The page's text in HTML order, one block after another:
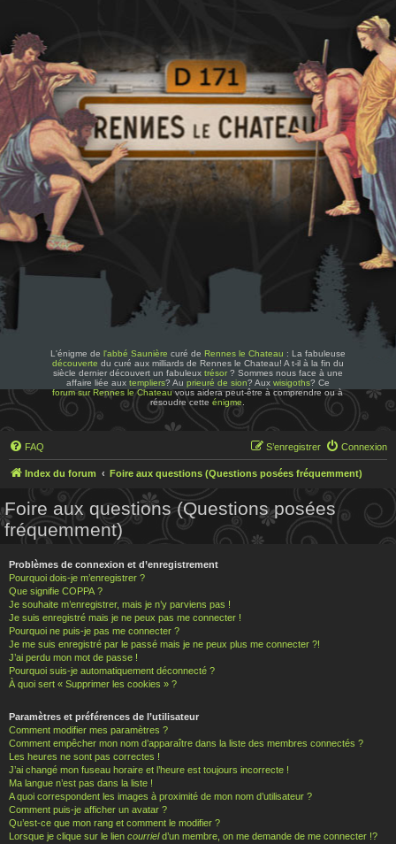
L'énigme de l'abbé Saunière curé de Rennes le Chateau : La fabuleuse
découverte du curé aux milliards de Rennes le Chateau! A t-il à la fin du
siècle dernier découvert un fabuleux trésor? Sommes nous face à une
affaire liée aux templiers? Au prieuré de sion? Aux wisigoths? Ce
forum sur Rennes le Chateauvous aidera peut-être à comprendre ou à
résoudre cetteénigme
FAQ Connexion
S’enregistrer
Index du forum Foire aux questions (Questions posées fréquemment)
Foire aux questions (Questions posées
fréquemment)
Problèmes de connexion et d’enregistrement
Pourquoi dois-je m’enregistrer ?
Que signifie COPPA ?
Je souhaite m’enregistrer, mais je n’y parviens pas !
Je suis enregistré mais je ne peux pas me connecter !
Pourquoi ne puis-je pas me connecter ?
Je me suis enregistré par le passé mais je ne peux plus me connecter ?!
J’ai perdu mon mot de passe !
Pourquoi suis-je automatiquement déconnecté ?
À quoi sert « Supprimer les cookies » ?
Paramètres et préférences de l’utilisateur
Comment modifier mes paramètres ?
Comment empêcher mon nom d’apparaître dans la liste des membres connectés ?
Les heures ne sont pas correctes !
J’ai changé mon fuseau horaire et l’heure est toujours incorrecte !
Ma langue n’est pas dans la liste !
A quoi correspondent les images à proximité de mon nom d’utilisateur ?
Comment puis-je afficher un avatar ?
Qu’est-ce que mon rang et comment le modifier ?
Lorsque je clique sur le lien courrield’un membre, on me demande de me connecter !?